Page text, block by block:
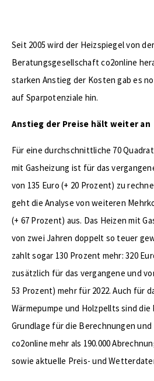
Seit 2005 wird der Heizspiegel von
Beratungsgesellschaft co2online
starken Anstieg der Kosten gab es
auf Sparpotenziale hin.
Anstieg der Preise hält weiter an
Für eine durchschnittliche 70
mit Gasheizung ist für das
von 135 Euro (+ 20 Prozent) zu
geht die Analyse von weiteren
(+ 67 Prozent) aus. Das Heizen mit
von zwei Jahren doppelt so teuer
zahlt sogar 130 Prozent mehr: 320
zusätzlich für das vergangene und
53 Prozent) mehr für 2022. Auch für
Wärmepumpe und Holzpellts sind die
Grundlage für die Berechnungen
co2online mehr als 190.000
sowie aktuelle Preis- und